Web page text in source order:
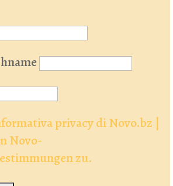
privacy di Novo.bz |
Novo-
zu.